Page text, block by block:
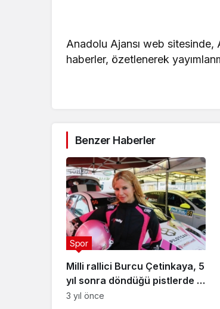
Anadolu Ajansı web
haberler, özetlenerek
Benzer Haberler
Milli rallici Burcu Çetinkaya, 5
yıl sonra döndüğü pistlerde 7.
şampiyonluğun peşinde
Spor
3 yıl önce